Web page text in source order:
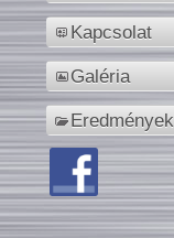
Kapcsolat
Galéria
Eredmények